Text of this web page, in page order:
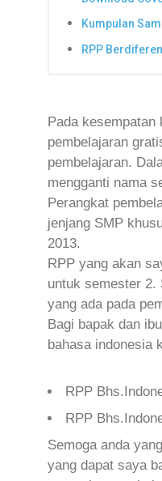
Kumpulan
RPP
Pada
pembelajaran
pembelajaran.
mengganti nama
Perangkat
jenjang SMP
2013.
RPP yang akan
untuk semester 2.
yang ada pada
Bagi bapak dan
bahasa indonesia
RPP
RPP
Semoga anda
yang dapat saya